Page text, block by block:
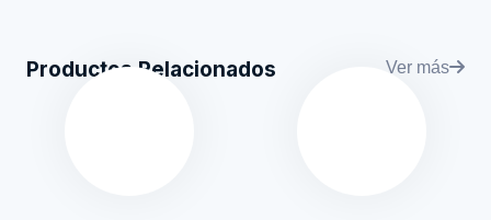
Productos Relacionados Ver más